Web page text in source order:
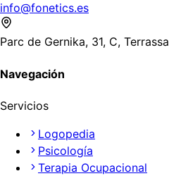
info@fonetics.es
Parc de Gernika, 31, C, Terrassa
Navegación
Servicios
Logopedia
Psicología
Terapia Ocupacional